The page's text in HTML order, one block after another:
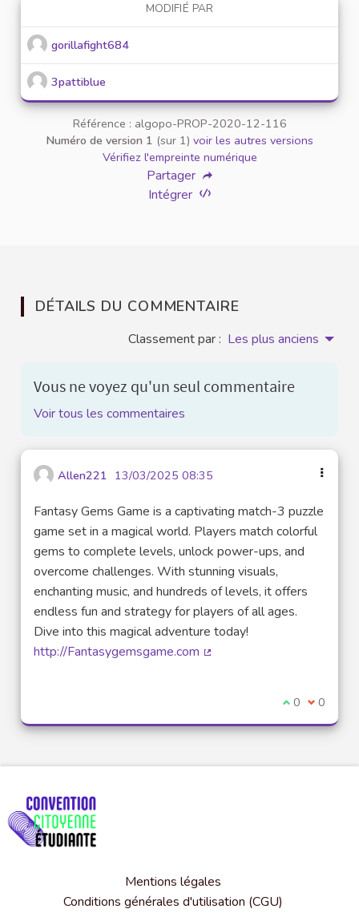
MODIFIÉ PAR
gorillafight684
3pattiblue
Référence : algopo-PROP-2020-12-116
Numéro de version 1 (sur 1) voir les autres versions
Vérifiez l'empreinte numérique
Partager
Intégrer
DÉTAILS DU COMMENTAIRE
Classement par : Les plus anciens
Vous ne voyez qu'un seul commentaire
Voir tous les commentaires
Allen221 13/03/2025 08:35
Fantasy Gems Game is a captivating match-3 puzzle
game set in a magical world. Players match colorful
gems to complete levels, unlock power-ups, and
overcome challenges. With stunning visuals,
enchanting music, and hundreds of levels, it offers
endless fun and strategy for players of all ages.
Dive into this magical adventure today!
http://Fantasygemsgame.com
Je suis
0 Je ne
0
Mentions légales
Conditions générales d'utilisation (CGU)